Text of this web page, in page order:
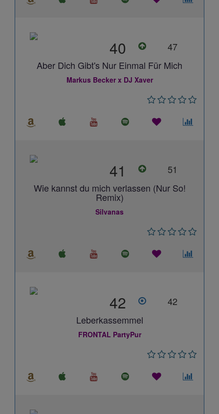
40
47
Aber Dich Gibt's Nur Einmal Für Mich
Markus Becker x DJ Xaver
41
51
Wie kannst du mich verlassen (Nur So!
Remix)
Silvanas
42
42
Leberkassemmel
FRONTAL PartyPur